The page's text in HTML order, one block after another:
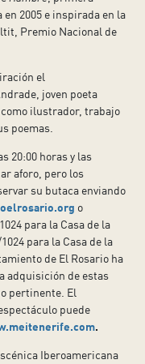
2005 e inspirada en la
Premio Nacional de
el
joven poeta
ilustrador, trabajo
poemas.
20:00 horas y las
aforo, pero los
su butaca enviando
o
para la Casa de la
para la Casa de la
de El Rosario ha
adquisición de estas
pertinente. El
puede
.
Iberoamericana